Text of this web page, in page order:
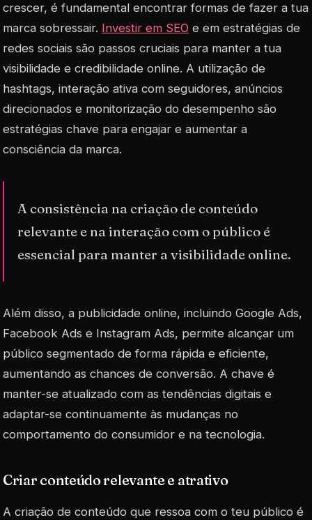
crescer, é fundamental encontrar formas de fazer a tua
marca sobressair. Investir em SEO e em estratégias de
redes sociais são passos cruciais para manter a tua
visibilidade e credibilidade online. A utilização de
hashtags, interação ativa com seguidores, anúncios
direcionados e monitorização do desempenho são
estratégias chave para engajar e aumentar a
consciência da marca.
A consistência na criação de conteúdo
relevante e na interação com o público é
essencial para manter a visibilidade online.
Além disso, a publicidade online, incluindo Google Ads,
Facebook Ads e Instagram Ads, permite alcançar um
público segmentado de forma rápida e eficiente,
aumentando as chances de conversão. A chave é
manter-se atualizado com as tendências digitais e
adaptar-se continuamente às mudanças no
comportamento do consumidor e na tecnologia.
Criar conteúdo relevante e atrativo
A criação de conteúdo que ressoa com o teu público é